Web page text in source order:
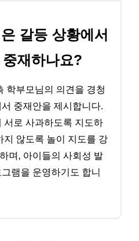
갈등 상황에서
재하나요?
학부모님의 의견을 경청
중재안을 제시합니다.
서로 사과하도록 지도하
지 않도록 놀이 지도를 강
며, 아이들의 사회성 발
램을 운영하기도 합니